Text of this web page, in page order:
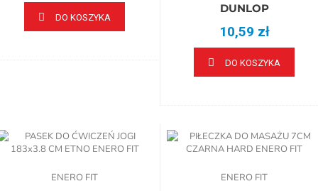
DO KOSZYKA
DUNLOP
10,59 zł
DO KOSZYKA
ENERO FIT ENERO FIT